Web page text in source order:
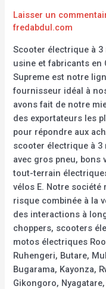
Laisser un
fredabdul.com
Scooter électrique à 3
usine et fabricants en
Supreme est notre
fournisseur idéal à
avons fait de notre
des exportateurs les
pour répondre aux
scooter électrique à 3
avec gros pneu,
tout-terrain
vélos E. Notre
risque combinée à la
des interactions à
choppers, scooters
motos électriques
Ruhengeri, Butare,
Bugarama, Kayonza,
Gikongoro,